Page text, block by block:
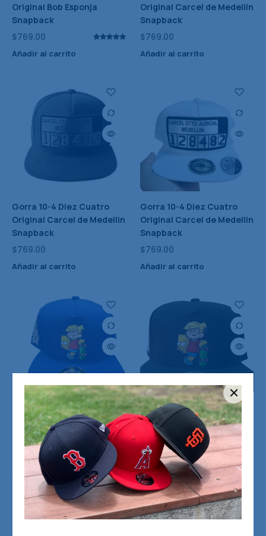
Original Bob Esponja
Snapback
$769.00
Añadir al carrito
Original Carcel de Medellin
Snapback
$769.00
Añadir al carrito
Gorra 10-4 Diez Cuatro
Original Carcel de Medellin
Snapback
$769.00
Añadir al carrito
Gorra 10-4 Diez Cuatro
Original Carcel de Medellin
Snapback
$769.00
Añadir al carrito
Gorra 10-4 Diez Cuatro
Original Daniel el Travieso
Snapback
769.00
Añadir al carrito
Gorra 10-4 Diez Cuatro
Original Daniel el Travieso
Snapback
$769.00
Añadir al carrito